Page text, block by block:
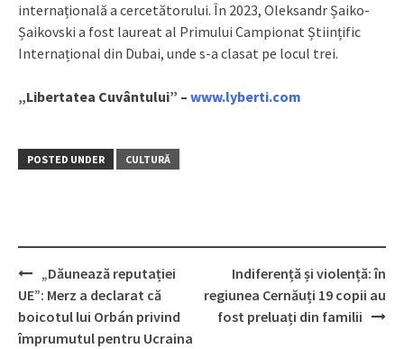
internațională a cercetătorului. În 2023, Oleksandr Șaiko-
Șaikovski a fost laureat al Primului Campionat Științific
Internațional din Dubai, unde s-a clasat pe locul trei.
„Libertatea Cuvântului” – www.lyberti.com
POSTED UNDER CULTURĂ
Post
navigation
„Dăunează reputației
UE”: Merz a declarat că
boicotul lui Orbán privind
împrumutul pentru Ucraina
Indiferență și violență: în
regiunea Cernăuți 19 copii au
fost preluați din familii